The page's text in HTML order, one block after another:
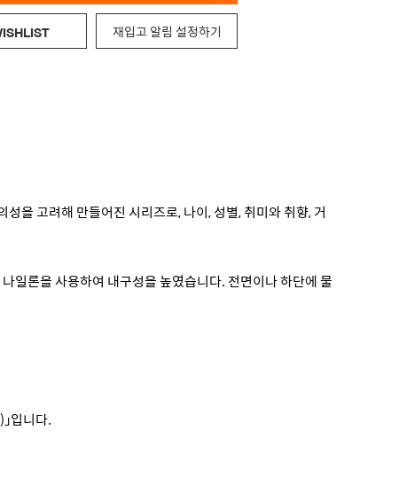
재입고 알림 설정하기
을 고려해 만들어진 시리즈로, 나이, 성별, 취미와 취향, 거
일론을 사용하여 내구성을 높였습니다. 전면이나 하단에 물
입니다.